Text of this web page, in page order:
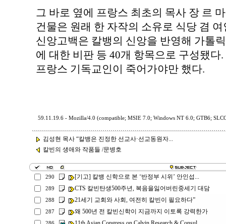
그 바로 옆에 프랑스 최초의 목사 장 르
건물은 원래 한 자작의 소유로 식당 겸
신앙고백은 칼뱅의 신앙을 반영해 가톨
에 대한 비판 등 40개 항목으로 구성됐
프랑스 기독교인이 죽어가야만 했다.
59.11.19.6 - Mozilla/4.0 (compatible; MSIE 7.0; Windows NT 6.0; GTB6;
김성현 목사 “칼뱅은 진정한 선교사·선교동원자...
칼빈의 생애와 작품들 /문병호
290 [기고] 칼뱅 신학으로 본 ‘반정부 시위’ 안인섭...
289 CTS 칼빈탄생500주년, 복음을잃어버린중세기 대담
288 21세기 교회와 사회, 여전히 칼빈이 필요하다”
287 왜 500년 전 칼빈신학이 지금까지 이토록 강력한가